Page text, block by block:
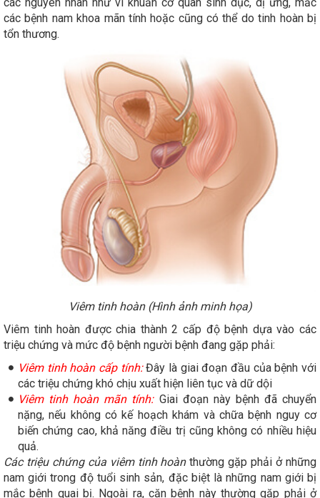
các bệnh nam khoa mãn tính hoặc cũng có thể do tinh hoàn bị
tổn thương.
Viêm tinh hoàn (Hình ảnh minh họa)
Viêm tinh hoàn được chia thành 2 cấp độ bệnh dựa vào các
triệu chứng và mức độ bệnh người bệnh đang gặp phải:
Viêm tinh hoàn cấp tính:Đây là giai đoạn đầu của bệnh với
các triệu chứng khó chịu xuất hiện liên tục và dữ dội
Viêm tinh hoàn mãn tính: Giai đoạn này bệnh đã chuyển
nặng, nếu không có kế hoạch khám và chữa bệnh nguy cơ
biến chứng cao, khả năng điều trị cũng không có nhiều hiệu
quả.
Các triệu chứng của viêm tinh hoànthường gặp phải ở những
nam giới trong độ tuổi sinh sản, đặc biệt là những nam giới bị
mắc bệnh quai bị. Ngoài ra, căn bệnh này thường gặp phải ở